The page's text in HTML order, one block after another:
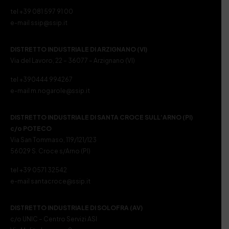
tel +39 081 597 91 00
e-mail ssip@ssip.it
DISTRETTO INDUSTRIALE DI ARZIGNANO (VI)
Via del Lavoro, 22 – 36077 – Arzignano (VI)
tel +390444 994267
e-mail m.nogarole@ssip.it
DISTRETTO INDUSTRIALE DI SANTA CROCE SULL’ARNO (PI)
c/o POTECO
Via San Tommaso, 119/121/123
56029 S. Croce s/Arno (PI)
tel +39 0571 32542
e-mail santacroce@ssip.it
DISTRETTO INDUSTRIALE DI SOLOFRA (AV)
c/o UNIC – Centro Servizi ASI